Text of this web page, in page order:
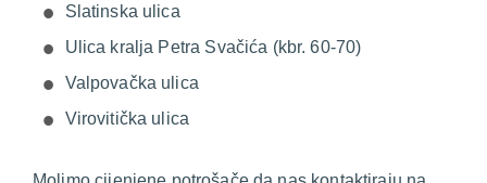
Slatinska ulica
Ulica kralja Petra Svačića (kbr. 60-70)
Valpovačka ulica
Virovitička ulica